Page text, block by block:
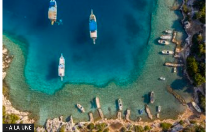
- A LA UNE